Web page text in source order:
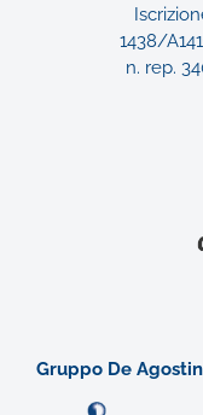
1438/
n. rep.
Gruppo De